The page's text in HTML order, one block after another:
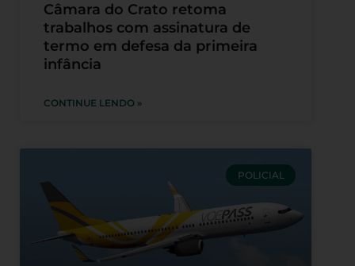
Câmara do Crato retoma
trabalhos com assinatura de
termo em defesa da primeira
infância
CONTINUE LENDO »
POLICIAL